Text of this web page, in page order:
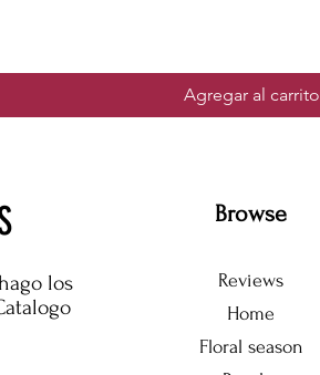
Agregar al carrito
los
Browse
Reviews
Home
Floral season